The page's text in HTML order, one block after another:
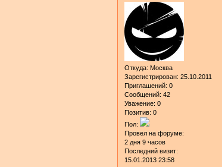
Откуда: Москва
Зарегистрирован: 25.10.2011
Приглашений: 0
Сообщений: 42
Уважение: 0
Позитив: 0
Пол:
Провел на форуме:
2 дня 9 часов
Последний визит:
15.01.2013 23:58